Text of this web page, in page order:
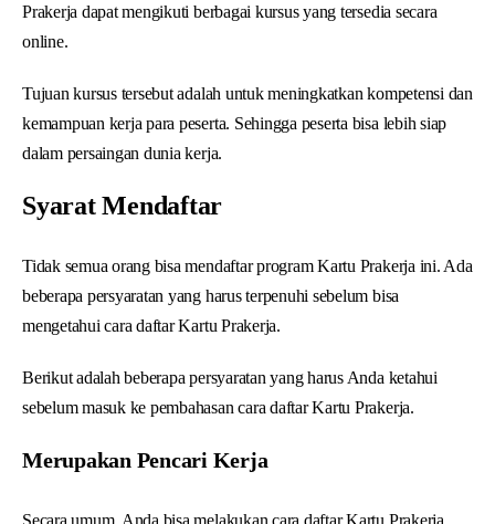
Prakerja dapat mengikuti berbagai kursus yang tersedia secara
online.
Tujuan kursus tersebut adalah untuk meningkatkan kompetensi dan
kemampuan kerja para peserta. Sehingga peserta bisa lebih siap
dalam persaingan dunia kerja.
Syarat Mendaftar
Tidak semua orang bisa mendaftar program Kartu Prakerja ini. Ada
beberapa persyaratan yang harus terpenuhi sebelum bisa
mengetahui cara daftar Kartu Prakerja.
Berikut adalah beberapa persyaratan yang harus Anda ketahui
sebelum masuk ke pembahasan cara daftar Kartu Prakerja.
Merupakan Pencari Kerja
Secara umum, Anda bisa melakukan cara daftar Kartu Prakerja